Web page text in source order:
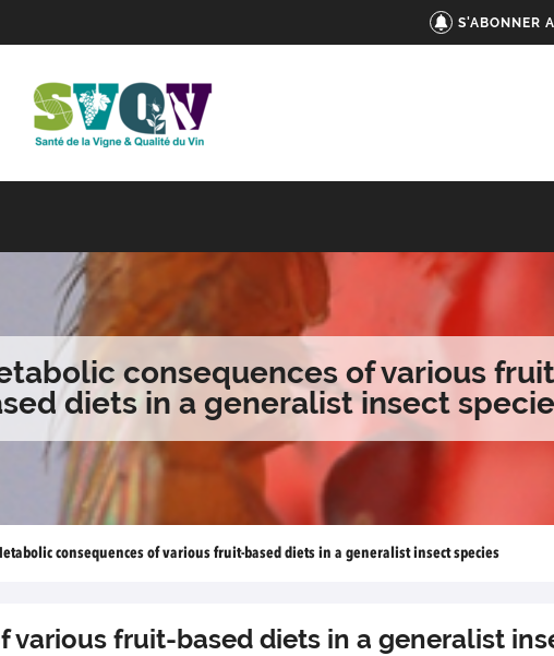
S'ABONNER
consequences of various
diets in a generalist insect
consequences of various fruit-based diets in a generalist insect species
various fruit-based diets in a generalist